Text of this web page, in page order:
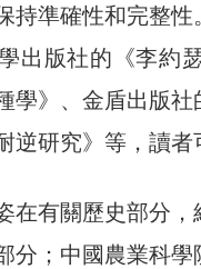
持準確性和完整
出版社的《李約
學》、金盾出版
逆研究》等，讀者
在有關歷史部分
分；中國農業科